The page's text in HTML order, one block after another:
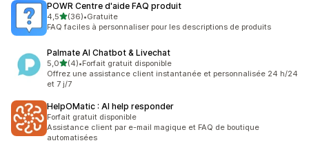
POWR Centre d'aide FAQ produit
4,5étoile(s) sur 5
(36)
36 avis au total
•Gratuite
FAQ faciles à personnaliser pour les descriptions de produits
Palmate AI Chatbot & Livechat
5,0étoile(s) sur 5
(4)
4 avis au total
•Forfait gratuit disponible
Offrez une assistance client instantanée et personnalisée 24 h/24
et 7 j/7
HelpOMatic : AI help responder
Forfait gratuit disponible
Assistance client par e-mail magique et FAQ de boutique
automatisées